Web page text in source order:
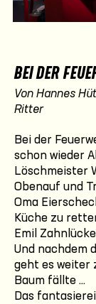
BEI DER
Von Hannes
Ritter
Bei der
schon wieder
Löschmeister
Obenauf und
Oma
Küche zu
Emil
Und nachdem
geht es weiter
Baum fällte ...
Das